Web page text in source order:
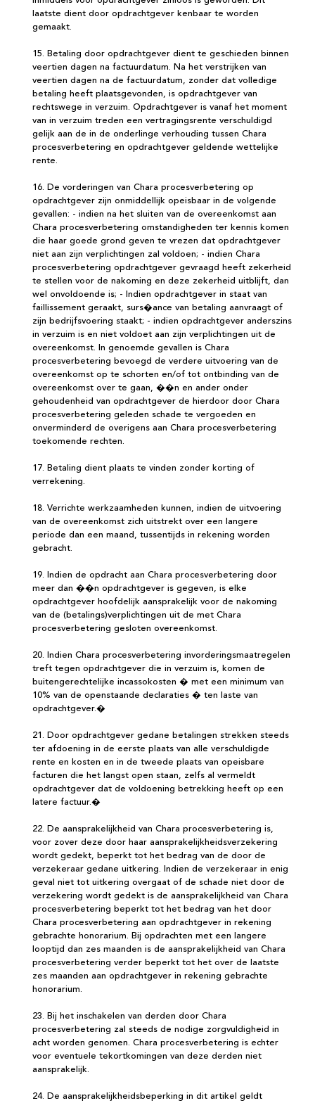
laatste dient door opdrachtgever kenbaar te worden
gemaakt.
15. Betaling door opdrachtgever dient te geschieden binnen
veertien dagen na factuurdatum. Na het verstrijken van
veertien dagen na de factuurdatum, zonder dat volledige
betaling heeft plaatsgevonden, is opdrachtgever van
rechtswege in verzuim. Opdrachtgever is vanaf het moment
van in verzuim treden een vertragingsrente verschuldigd
gelijk aan de in de onderlinge verhouding tussen Chara
procesverbetering en opdrachtgever geldende wettelijke
rente.
16. De vorderingen van Chara procesverbetering op
opdrachtgever zijn onmiddellijk opeisbaar in de volgende
gevallen: - indien na het sluiten van de overeenkomst aan
Chara procesverbetering omstandigheden ter kennis komen
die haar goede grond geven te vrezen dat opdrachtgever
niet aan zijn verplichtingen zal voldoen; - indien Chara
procesverbetering opdrachtgever gevraagd heeft zekerheid
te stellen voor de nakoming en deze zekerheid uitblijft, dan
wel onvoldoende is; - Indien opdrachtgever in staat van
faillissement geraakt, surs�ance van betaling aanvraagt of
zijn bedrijfsvoering staakt; - indien opdrachtgever anderszins
in verzuim is en niet voldoet aan zijn verplichtingen uit de
overeenkomst. In genoemde gevallen is Chara
procesverbetering bevoegd de verdere uitvoering van de
overeenkomst op te schorten en/of tot ontbinding van de
overeenkomst over te gaan, ��n en ander onder
gehoudenheid van opdrachtgever de hierdoor door Chara
procesverbetering geleden schade te vergoeden en
onverminderd de overigens aan Chara procesverbetering
toekomende rechten.
17. Betaling dient plaats te vinden zonder korting of
verrekening.
18. Verrichte werkzaamheden kunnen, indien de uitvoering
van de overeenkomst zich uitstrekt over een langere
periode dan een maand, tussentijds in rekening worden
gebracht.
19. Indien de opdracht aan Chara procesverbetering door
meer dan ��n opdrachtgever is gegeven, is elke
opdrachtgever hoofdelijk aansprakelijk voor de nakoming
van de (betalings)verplichtingen uit de met Chara
procesverbetering gesloten overeenkomst.
20. Indien Chara procesverbetering invorderingsmaatregelen
treft tegen opdrachtgever die in verzuim is, komen de
buitengerechtelijke incassokosten � met een minimum van
10% van de openstaande declaraties � ten laste van
opdrachtgever.�
21. Door opdrachtgever gedane betalingen strekken steeds
ter afdoening in de eerste plaats van alle verschuldigde
rente en kosten en in de tweede plaats van opeisbare
facturen die het langst open staan, zelfs al vermeldt
opdrachtgever dat de voldoening betrekking heeft op een
latere factuur.�
22. De aansprakelijkheid van Chara procesverbetering is,
voor zover deze door haar aansprakelijkheidsverzekering
wordt gedekt, beperkt tot het bedrag van de door de
verzekeraar gedane uitkering. Indien de verzekeraar in enig
geval niet tot uitkering overgaat of de schade niet door de
verzekering wordt gedekt is de aansprakelijkheid van Chara
procesverbetering beperkt tot het bedrag van het door
Chara procesverbetering aan opdrachtgever in rekening
gebrachte honorarium. Bij opdrachten met een langere
looptijd dan zes maanden is de aansprakelijkheid van Chara
procesverbetering verder beperkt tot het over de laatste
zes maanden aan opdrachtgever in rekening gebrachte
honorarium.
23. Bij het inschakelen van derden door Chara
procesverbetering zal steeds de nodige zorgvuldigheid in
acht worden genomen. Chara procesverbetering is echter
voor eventuele tekortkomingen van deze derden niet
aansprakelijk.
24. De aansprakelijkheidsbeperking in dit artikel geldt